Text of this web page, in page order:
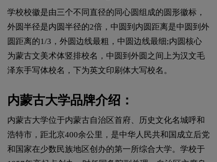
学校校徽是由三个不同直径的同心圆组成的圆形徽标，
外圆半径是内圆半径的2倍，中圆到内圆距离是中圆到外
圆距离的1/3，外圆边线最粗，中圆边线最细;内圆核心
为蒙古文美术体竖排校名，中圆到外圆之间上为汉文毛
泽东手写体校名，下为英文印刷体大写校名。
内蒙古大学品牌介绍：
内蒙古大学位于内蒙古自治区首府、历史文化名城呼和
浩特市，距北京400余公里，是中华人民共和国成立后党
和国家在少数民族地区创办的第一所综合大学。学校于